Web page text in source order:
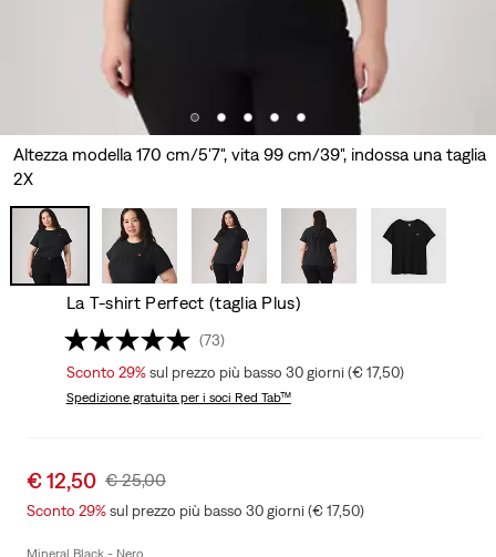
Altezza modella 170 cm/5'7", vita 99 cm/39", indossa una taglia
2X
La T-shirt Perfect (taglia Plus)
(73)
Sconto 29%sul prezzo più basso 30 giorni (€ 17,50)
Spedizione gratuitaper i soci Red Tab™
Sale
price
€ 12,50 Original
Price
€ 25,00
Sconto 29%sul prezzo più basso 30 giorni (€ 17,50)